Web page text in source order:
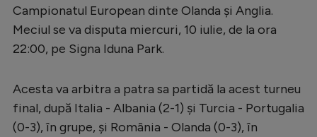
Starurile fotbalului
EURO 2024
Clasamente
Campionatul European dinte Olanda și Anglia.
Meciul se va disputa miercuri, 10 iulie, de la ora
22:00, pe Signa Iduna Park.
Acesta va arbitra a patra sa partidă la acest turneu
final, după Italia - Albania (2-1) și Turcia - Portugalia
(0-3), în grupe, și România - Olanda (0-3), în